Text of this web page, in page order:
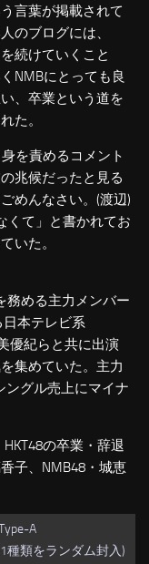
言葉が掲載されて
のブログには、
続けていくこと
NMBにとっても良
、卒業という道を
た。
を責めるコメント
兆候だったと見る
めんなさい。(渡辺)
くて」と書かれてお
いた。
務める主力メンバー
本テレビ系
優紀らと共に出演
集めていた。主力
ングル売上にマイナ
の卒業・辞退
子、NMB48・城恵
A
種類をランダム封入)